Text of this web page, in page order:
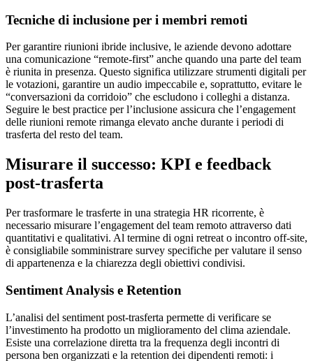
Tecniche di inclusione per i membri remoti
Per garantire riunioni ibride inclusive, le aziende devono adottare
una comunicazione “remote-first” anche quando una parte del team
è riunita in presenza. Questo significa utilizzare strumenti digitali per
le votazioni, garantire un audio impeccabile e, soprattutto, evitare le
“conversazioni da corridoio” che escludono i colleghi a distanza.
Seguire le best practice per l’inclusione assicura che l’engagement
delle riunioni remote rimanga elevato anche durante i periodi di
trasferta del resto del team.
Misurare il successo: KPI e feedback
post-trasferta
Per trasformare le trasferte in una strategia HR ricorrente, è
necessario misurare l’engagement del team remoto attraverso dati
quantitativi e qualitativi. Al termine di ogni retreat o incontro off-site,
è consigliabile somministrare survey specifiche per valutare il senso
di appartenenza e la chiarezza degli obiettivi condivisi.
Sentiment Analysis e Retention
L’analisi del sentiment post-trasferta permette di verificare se
l’investimento ha prodotto un miglioramento del clima aziendale.
Esiste una correlazione diretta tra la frequenza degli incontri di
persona ben organizzati e la retention dei dipendenti remoti: i